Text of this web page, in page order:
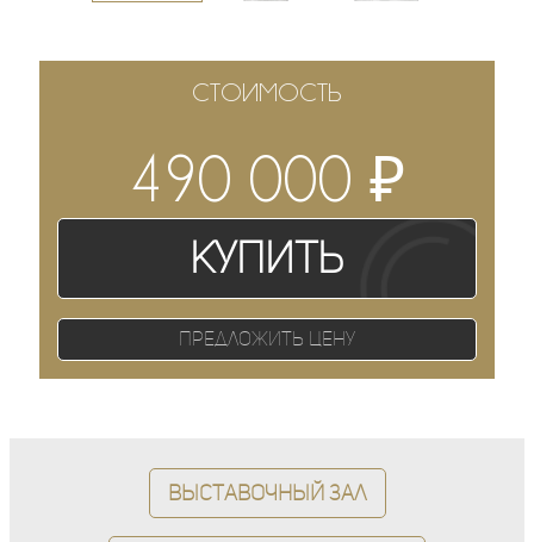
СТОИМОСТЬ
490 000 ₽
Купить
Предложить цену
Выставочный зал